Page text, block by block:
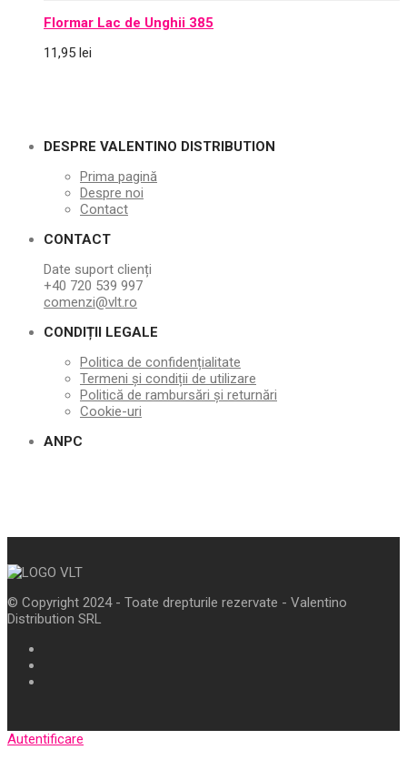
Flormar Lac de Unghii 385
11,95 lei
DESPRE VALENTINO DISTRIBUTION
Prima pagină
Despre noi
Contact
CONTACT
Date suport clienți
+40 720 539 997
comenzi@vlt.ro
CONDIȚII LEGALE
Politica de confidențialitate
Termeni și condiții de utilizare
Politică de rambursări și returnări
Cookie-uri
ANPC
© Copyright 2024 - Toate drepturile rezervate - Valentino
Distribution SRL
Autentificare